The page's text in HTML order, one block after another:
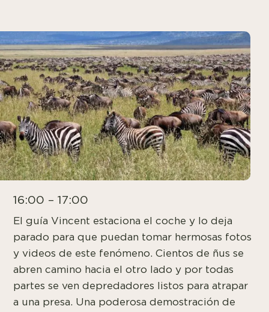
16:00 – 17:00
El guía Vincent estaciona el coche y lo deja
parado para que puedan tomar hermosas fotos
y videos de este fenómeno. Cientos de ñus se
abren camino hacia el otro lado y por todas
partes se ven depredadores listos para atrapar
a una presa. Una poderosa demostración de